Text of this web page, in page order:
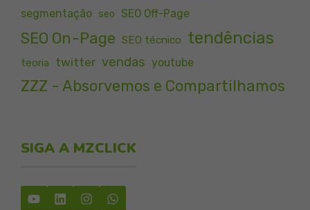
segmentação seo SEO Off-Page
SEO On-Page SEO técnico tendências
teoria twitter vendas youtube
ZZZ - Absorvemos e Compartilhamos
SIGA A MZCLICK